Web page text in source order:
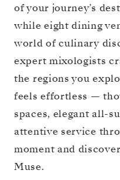
of your journey’s
while eight dining
world of culinary
expert mixologists
the regions you
feels effortless —
spaces, elegant all-
attentive service
moment and
Muse.